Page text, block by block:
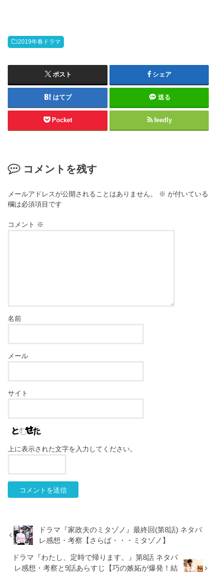
2019年春ドラマ
ポスト シェア
はてブ 送る
Pocket feedly
コメントを残す
メールアドレスが公開されることはありません。 ※ が付いている
欄は必須項目です
コメント ※
名前
メール
サイト
上に表示された文字を入力してください。
ドラマ『家政夫のミタゾノ』最終回(第8話) ネタバ
レ感想・考察【さらば・・・ミタゾノ】
ドラマ『わたし、定時で帰ります。』第8話 ネタバ
レ感想・考察と9話あらすじ【巧の嫉妬が爆発！結